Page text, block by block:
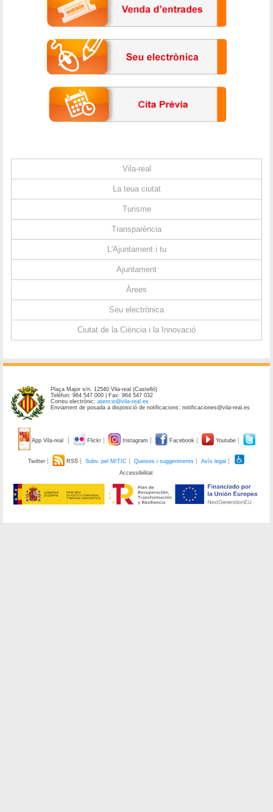
Vila-real
La teua ciutat
Turisme
Transparència
L'Ajuntament i tu
Ajuntament
Àrees
Seu electrònica
Ciutat de la Ciència i la Innovació
Plaça Major s/n. 12540 Vila-real (Castelló)
Telèfon: 964 547 000 | Fax: 964 547 032
Correu electrònic:atencio@vila-real.es
Enviament de posada a disposició de notificacions: notificaciones@vila-real.es
App Vila-real Flickr Instagram Facebook Youtube
Twitter RSS Subv. pel MITIC Queixes i suggeriments
Avís legal
Accessibilitat